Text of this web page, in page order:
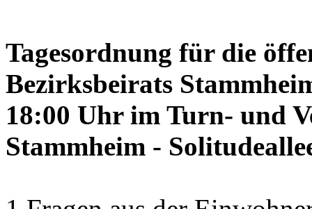
Tagesordnung für die
Bezirksbeirats
18:00 Uhr im Turn- und
Stammheim -